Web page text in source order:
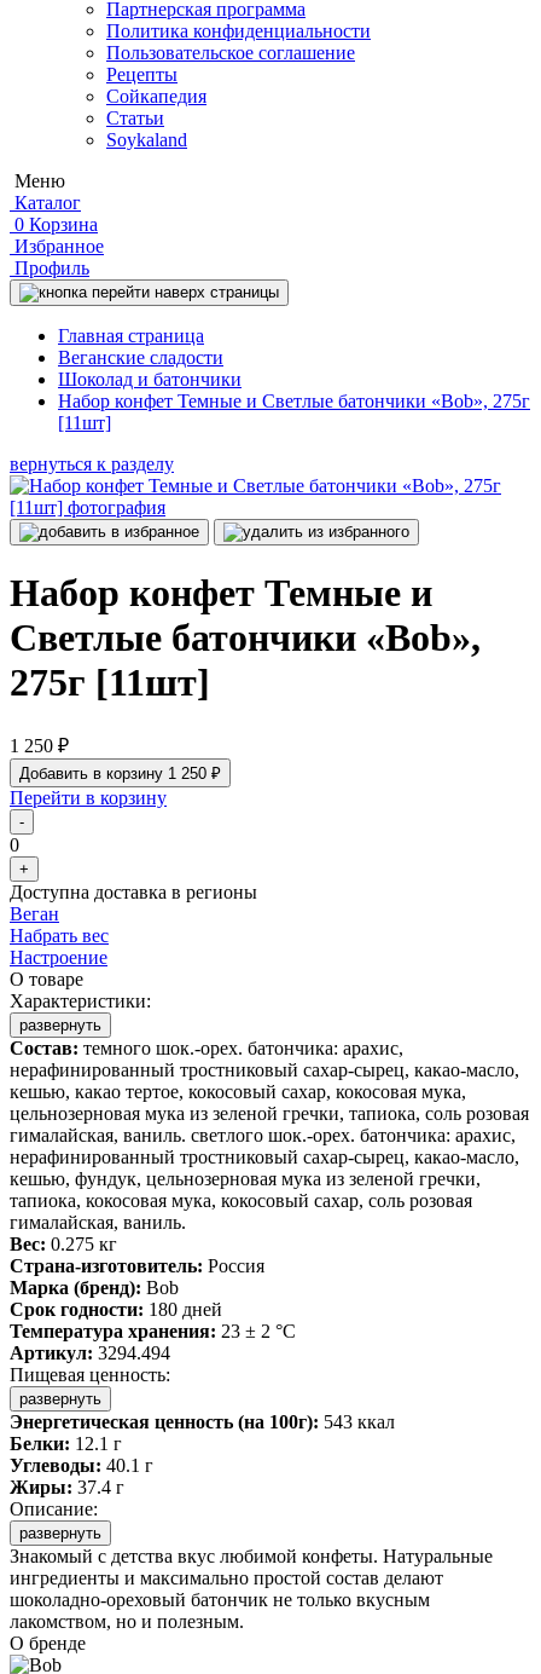
Партнерская программа
Политика конфиденциальности
Пользовательское соглашение
Рецепты
Сойкапедия
Статьи
Soykaland
Меню
Каталог
0 Корзина
Избранное
Профиль
Главная страница
Веганские сладости
Шоколад и батончики
Набор конфет Темные и Светлые батончики «Bob», 275г
[11шт]
вернуться к разделу
Набор конфет Темные и
Светлые батончики «Bob»,
275г [11шт]
1 250 ₽
Добавить в корзину 1 250 ₽
Перейти в корзину
-
0
+
Доступна доставка в регионы
Веган
Набрать вес
Настроение
О товаре
Характеристики:
развернуть
Состав: темного шок.-орех. батончика: арахис,
нерафинированный тростниковый сахар-сырец, какао-масло,
кешью, какао тертое, кокосовый сахар, кокосовая мука,
цельнозерновая мука из зеленой гречки, тапиока, соль розовая
гималайская, ваниль. светлого шок.-орех. батончика: арахис,
нерафинированный тростниковый сахар-сырец, какао-масло,
кешью, фундук, цельнозерновая мука из зеленой гречки,
тапиока, кокосовая мука, кокосовый сахар, соль розовая
гималайская, ваниль.
Вес: 0.275 кг
Страна-изготовитель: Россия
Марка (бренд): Bob
Срок годности: 180 дней
Температура хранения: 23 ± 2 °C
Артикул: 3294.494
Пищевая ценность:
развернуть
Энергетическая ценность (на 100г): 543 ккал
Белки: 12.1 г
Углеводы: 40.1 г
Жиры: 37.4 г
Описание:
развернуть
Знакомый с детства вкус любимой конфеты. Натуральные
ингредиенты и максимально простой состав делают
шоколадно-ореховый батончик не только вкусным
лакомством, но и полезным.
О бренде